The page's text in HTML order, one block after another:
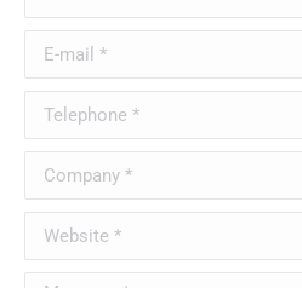
E-mail *
Telephone *
Company *
Website *